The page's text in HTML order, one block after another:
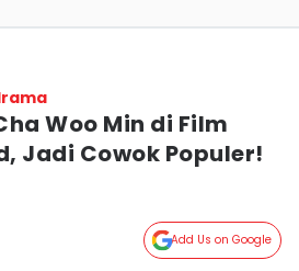
Woo Min di Film
Jadi Cowok Populer!
Add Us on Google